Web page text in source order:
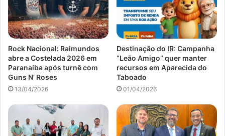
Rock Nacional: Raimundos
abre a Costelada 2026 em
Paranaíba após turnê com
Guns N’ Roses
13/04/2026
Destinação do IR: Campanha
“Leão Amigo” quer manter
recursos em Aparecida do
Taboado
01/04/2026